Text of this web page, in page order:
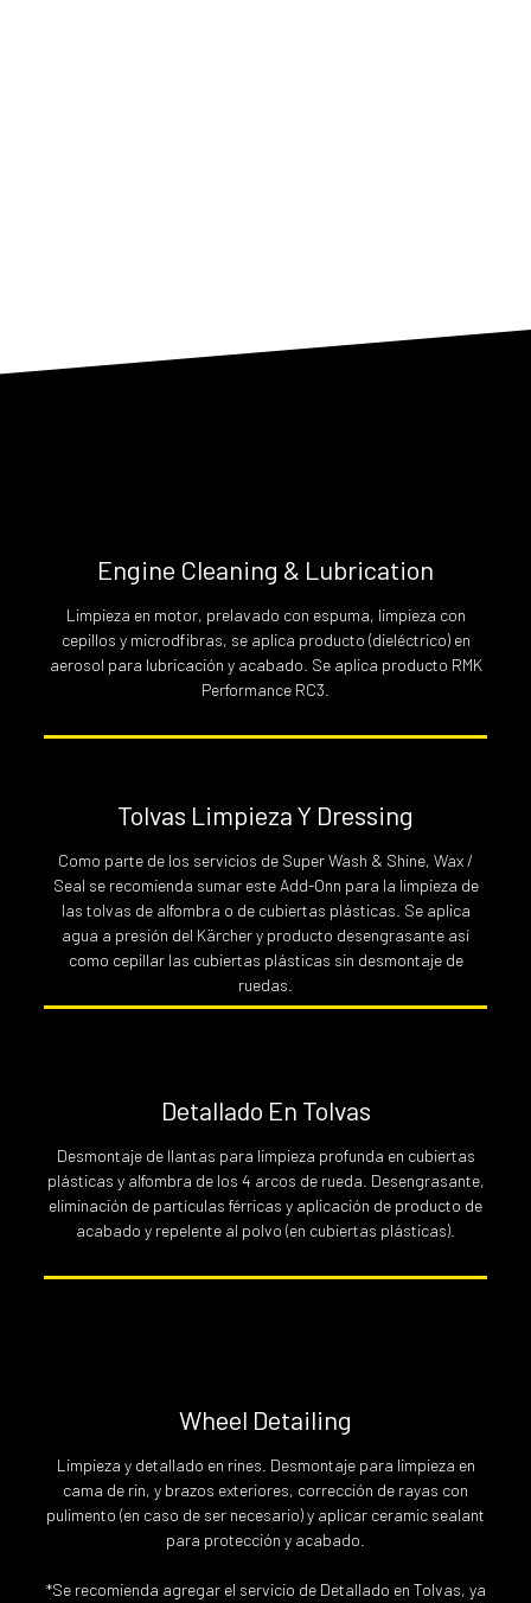
Engine Cleaning & Lubrication
Limpieza en motor, prelavado con espuma, limpieza con
cepillos y microdfibras, se aplica producto (dieléctrico) en
aerosol para lubricación y acabado. Se aplica producto RMK
Performance RC3.
Tolvas Limpieza Y Dressing
Como parte de los servicios de Super Wash & Shine, Wax /
Seal se recomienda sumar este Add-Onn para la limpieza de
las tolvas de alfombra o de cubiertas plásticas. Se aplica
agua a presión del Kärcher y producto desengrasante así
como cepillar las cubiertas plásticas sin desmontaje de
ruedas.
Detallado En Tolvas
Desmontaje de llantas para limpieza profunda en cubiertas
plásticas y alfombra de los 4 arcos de rueda. Desengrasante,
eliminación de partículas férricas y aplicación de producto de
acabado y repelente al polvo (en cubiertas plásticas).
Wheel Detailing
Limpieza y detallado en rines. Desmontaje para limpieza en
cama de rin, y brazos exteriores, corrección de rayas con
pulimento (en caso de ser necesario) y aplicar ceramic sealant
para protección y acabado.
*Se recomienda agregar el servicio de Detallado en Tolvas, ya